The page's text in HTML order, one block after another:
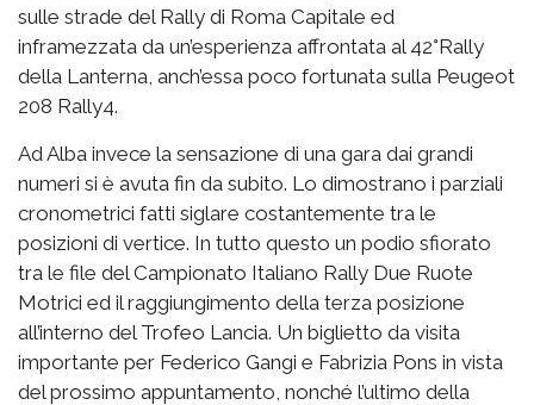
sulle strade del Rally di Roma Capitale ed
inframezzata da un’esperienza affrontata al 42°Rally
della Lanterna, anch’essa poco fortunata sulla Peugeot
208 Rally4.
Ad Alba invece la sensazione di una gara dai grandi
numeri si è avuta fin da subito. Lo dimostrano i parziali
cronometrici fatti siglare costantemente tra le
posizioni di vertice. In tutto questo un podio sfiorato
tra le file del Campionato Italiano Rally Due Ruote
Motrici ed il raggiungimento della terza posizione
all’interno del Trofeo Lancia. Un biglietto da visita
importante per Federico Gangi e Fabrizia Pons in vista
del prossimo appuntamento, nonché l’ultimo della